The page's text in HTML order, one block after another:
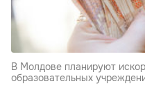
В Молдове планируют
образовательных